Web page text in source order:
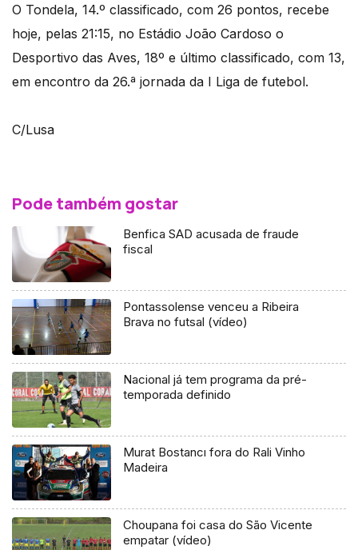
O Tondela, 14.º classificado, com 26 pontos, recebe
hoje, pelas 21:15, no Estádio João Cardoso o
Desportivo das Aves, 18º e último classificado, com 13,
em encontro da 26.ª jornada da I Liga de futebol.
C/Lusa
Pode também gostar
Benfica SAD acusada de fraude
fiscal
Pontassolense venceu a Ribeira
Brava no futsal (vídeo)
Nacional já tem programa da pré-
temporada definido
Murat Bostancı fora do Rali Vinho
Madeira
Choupana foi casa do São Vicente
empatar (vídeo)